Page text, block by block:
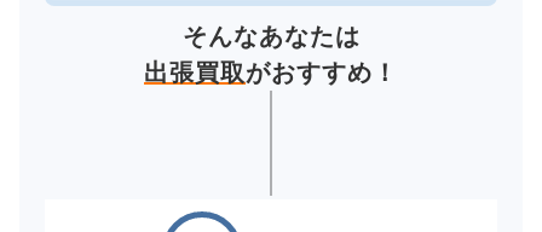
そんなあなたは
出張買取がおすすめ！